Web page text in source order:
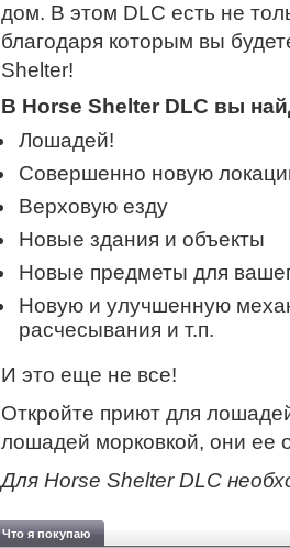
дом. В этом DLC есть не
благодаря которым вы
Shelter!
В Horse Shelter DLC вы
Лошадей!
Совершенно новую
Верховую езду
Новые здания и объекты
Новые предметы для
Новую и улучшенную
расчесывания и т.п.
И это еще не все!
Откройте приют для
лошадей морковкой, они ее
Для Horse Shelter DLC
Что я покупаю